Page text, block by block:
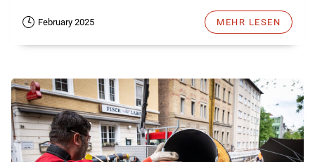
February 2025 MEHR LESEN